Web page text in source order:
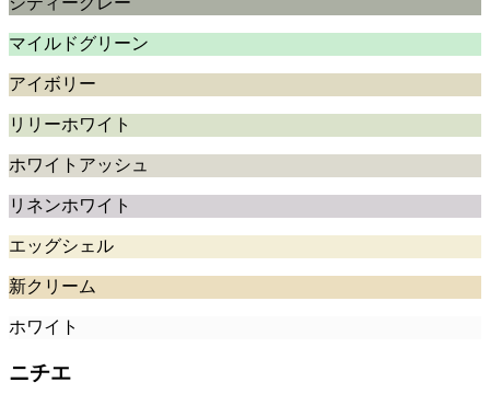
マイルドグリーン
アイボリー
リリーホワイト
ホワイトアッシュ
リネンホワイト
エッグシェル
新クリーム
ホワイト
ニチエ